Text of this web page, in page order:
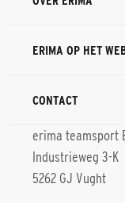
ERIMA OP HET
CONTACT
erima teamsport
Industrieweg 3-K
5262 GJ Vught